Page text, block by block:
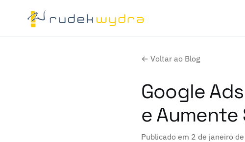
← Voltar ao Blog
Google
e Aumente
Publicado em 2 de janeiro